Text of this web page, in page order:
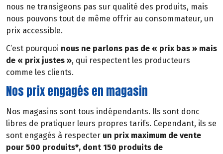
nous ne transigeons pas sur qualité des produits, mais
nous pouvons tout de même offrir au consommateur, un
prix accessible.
C’est pourquoi nous ne parlons pas de « prix bas » mais
de « prix justes », qui respectent les producteurs
comme les clients.
Nos prix engagés en magasin
Nos magasins sont tous indépendants. Ils sont donc
libres de pratiquer leurs propres tarifs. Cependant, ils se
sont engagés à respecter un prix maximum de vente
pour 500 produits*, dont 150 produits de